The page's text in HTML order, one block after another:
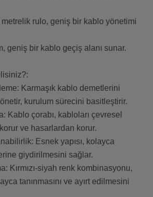
rulo, geniş bir kablo yönetimi
geniş bir kablo geçiş alanı sunar.
Karmaşık kablo demetlerini
kurulum sürecini basitleştirir.
Kablo çorabı, kabloları çevresel
ve hasarlardan korur.
Esnek yapısı, kolayca
giydirilmesini sağlar.
Kırmızı-siyah renk kombinasyonu,
tanınmasını ve ayırt edilmesini